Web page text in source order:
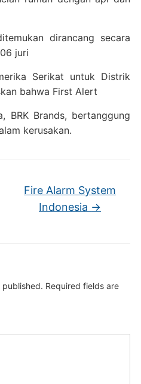
dirancang secara
juri
Serikat untuk Distrik
bahwa First Alert
BRK Brands, bertanggung
kerusakan.
Fire Alarm System
Indonesia →
published. Required fields are